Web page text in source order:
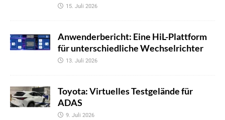
15. Juli 2026
Anwenderbericht: Eine HiL-Plattform
für unterschiedliche Wechselrichter
13. Juli 2026
Toyota: Virtuelles Testgelände für
ADAS
9. Juli 2026